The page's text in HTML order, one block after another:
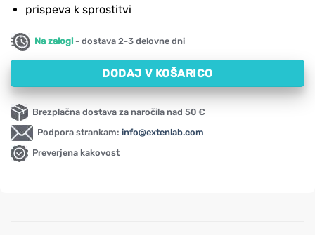
prispeva k sprostitvi
Na zalogi - dostava 2-3 delovne dni
DODAJ V KOŠARICO
Brezplačna dostava za naročila nad 50 €
Podpora strankam: info@extenlab.com
Preverjena kakovost